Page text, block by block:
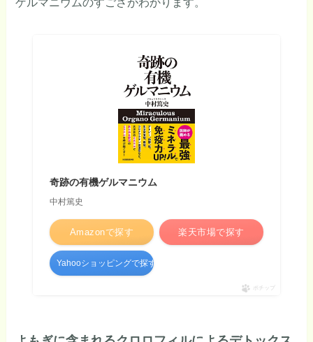
ゲルマニウムのすごさがわかります。
奇跡の有機ゲルマニウム
中村篤史
Amazonで探す 楽天市場で探す
Yahooショッピングで探す
ポチップ